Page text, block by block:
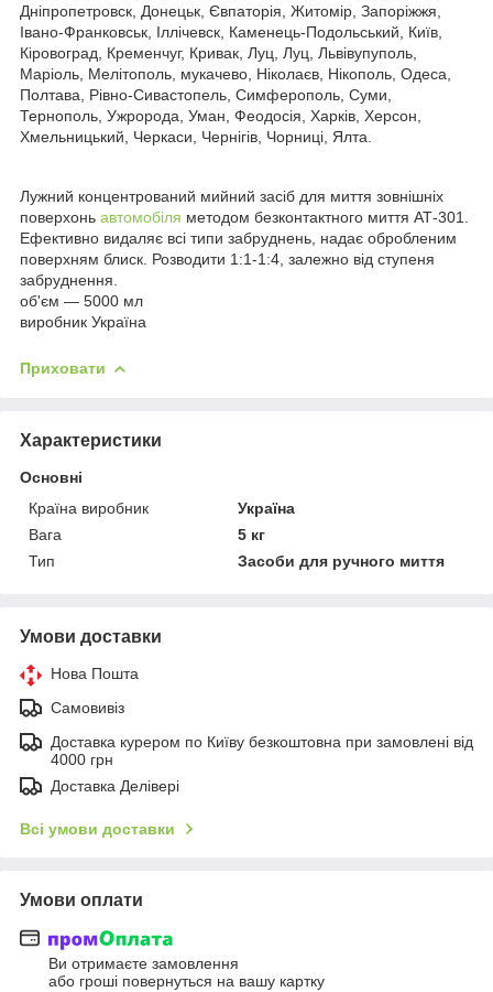
Дніпропетровск, Донецьк, Євпаторія, Житомір, Запоріжжя,
Івано-Франковськ, Іллічевск, Каменець-Подольський, Київ,
Кіровоград, Кременчуг, Кривак, Луц, Луц, Львівупуполь,
Маріоль, Мелітополь, мукачево, Ніколаєв, Нікополь, Одеса,
Полтава, Рівно-Сивастопель, Симферополь, Суми,
Тернополь, Ужророда, Уман, Феодосія, Харків, Херсон,
Хмельницький, Черкаси, Чернігів, Чорниці, Ялта.
Лужний концентрований мийний засіб для миття зовнішніх
поверхонь автомобіля методом безконтактного миття АТ-301.
Ефективно видаляє всі типи забруднень, надає обробленим
поверхням блиск. Розводити 1:1-1:4, залежно від ступеня
забруднення.
об'єм — 5000 мл
виробник Україна
Приховати
Характеристики
Основні
Країна виробник
Україна
Вага
5 кг
Тип
Засоби для ручного миття
Умови доставки
Нова Пошта
Самовивіз
Доставка курером по Київу безкоштовна при замовлені від
4000 грн
Доставка Делівері
Всі умови доставки
Умови оплати
Ви отримаєте замовлення
або гроші повернуться на вашу картку